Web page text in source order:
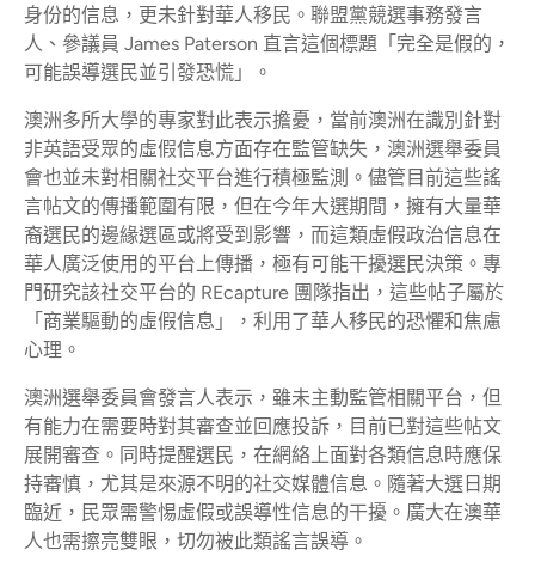
身份的信息，更未針對華人移民。聯盟黨競選事務發言
人、參議員 James Paterson 直言這個標題「完全是假的，
可能誤導選民並引發恐慌」。
澳洲多所大學的專家對此表示擔憂，當前澳洲在識別針對
非英語受眾的虛假信息方面存在監管缺失，澳洲選舉委員
會也並未對相關社交平台進行積極監測。儘管目前這些謠
言帖文的傳播範圍有限，但在今年大選期間，擁有大量華
裔選民的邊緣選區或將受到影響，而這類虛假政治信息在
華人廣泛使用的平台上傳播，極有可能干擾選民決策。專
門研究該社交平台的 REcapture 團隊指出，這些帖子屬於
「商業驅動的虛假信息」，利用了華人移民的恐懼和焦慮
心理。
澳洲選舉委員會發言人表示，雖未主動監管相關平台，但
有能力在需要時對其審查並回應投訴，目前已對這些帖文
展開審查。同時提醒選民，在網絡上面對各類信息時應保
持審慎，尤其是來源不明的社交媒體信息。隨著大選日期
臨近，民眾需警惕虛假或誤導性信息的干擾。廣大在澳華
人也需擦亮雙眼，切勿被此類謠言誤導。